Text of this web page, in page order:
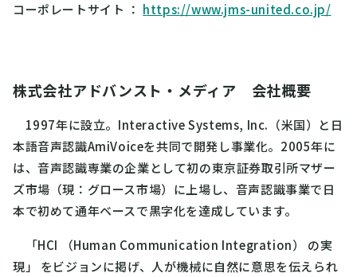
コーポレートサイト ： https://www.jms-united.co.jp/
株式会社アドバンスト・メディア 会社概要
1997年に設立。Interactive Systems, Inc.（米国）と日
本語音声認識AmiVoiceを共同で開発し事業化。2005年に
は、音声認識専業の企業として初の東京証券取引所マザー
ズ市場（現：グロース市場）に上場し、音声認識事業で日
本で初めて通年ベースで黒字化を達成しています。
「HCI （Human Communication Integration） の実
現」 をビジョンに掲げ、人が機械に自然に意思を伝えられ